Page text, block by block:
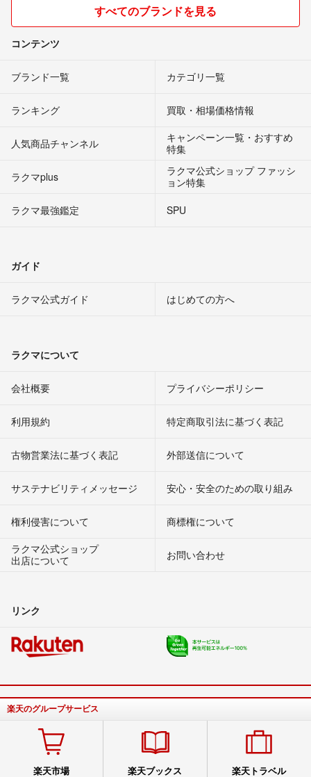
すべてのブランドを見る
コンテンツ
ブランド一覧 カテゴリ一覧
ランキング 買取・相場価格情報
人気商品チャンネル
キャンペーン一覧・おすすめ
特集
ラクマplus
ラクマ公式ショップ ファッシ
ョン特集
ラクマ最強鑑定
SPU
ガイド
ラクマ公式ガイド はじめての方へ
ラクマについて
会社概要 プライバシーポリシー
利用規約 特定商取引法に基づく表記
古物営業法に基づく表記 外部送信について
サステナビリティメッセージ 安心・安全のための取り組み
権利侵害について
商標権について
ラクマ公式ショップ
出店について
お問い合わせ
リンク
楽天のグループサービス
楽天市場 楽天ブックス 楽天トラベル